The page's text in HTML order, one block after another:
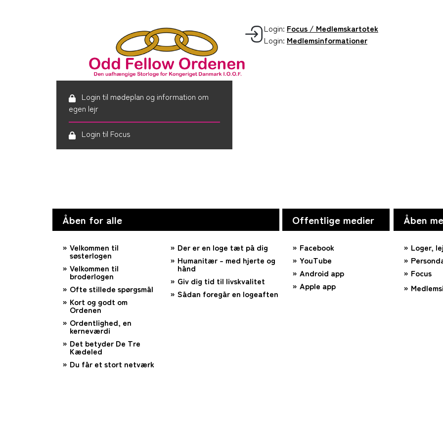
Login: Focus / Medlemskartotek
Login: Medlemsinformationer
Login til mødeplan og information om
egen lejr
Login til Focus
Åben for alle
Velkommen til
søsterlogen
Velkommen til
broderlogen
Ofte stillede spørgsmål
Kort og godt om
Ordenen
Ordentlighed, en
kerneværdi
Det betyder De Tre
Kædeled
Du får et stort netværk
Der er en loge tæt på dig
Humanitær – med hjerte og
hånd
Giv dig tid til livskvalitet
Sådan foregår en logeaften
Offentlige medier
Facebook
YouTube
Android app
Apple app
Åben
Loger,
Focus